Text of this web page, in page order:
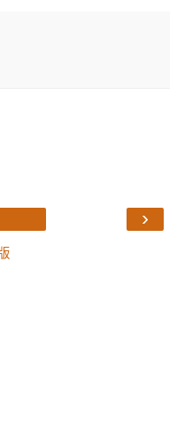
›